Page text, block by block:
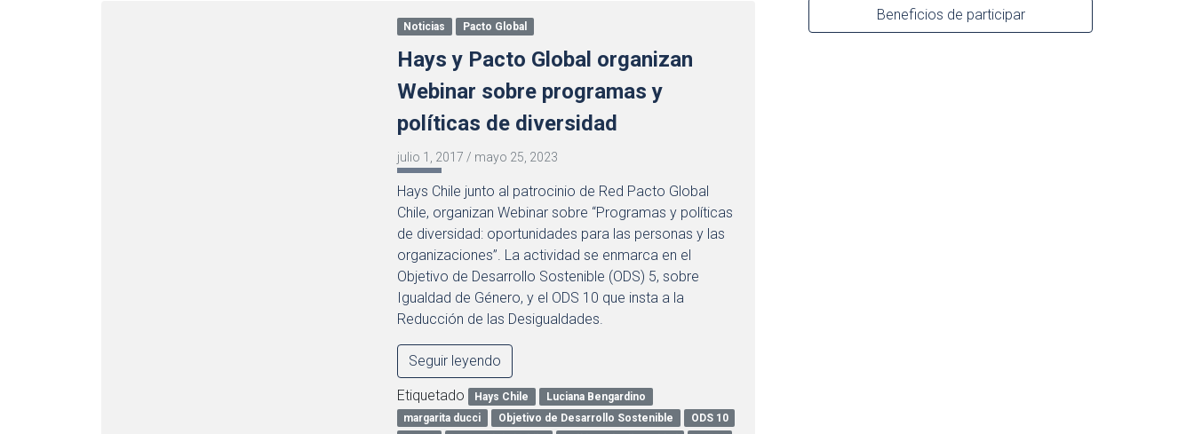
Noticias Pacto Global
Hays y Pacto Global organizan
Webinar sobre programas y
políticas de diversidad
julio 1, 2017 / mayo 25, 2023
Hays Chile junto al patrocinio de Red Pacto Global
Chile, organizan Webinar sobre “Programas y políticas
de diversidad: oportunidades para las personas y las
organizaciones”. La actividad se enmarca en el
Objetivo de Desarrollo Sostenible (ODS) 5, sobre
Igualdad de Género, y el ODS 10 que insta a la
Reducción de las Desigualdades.
Seguir leyendo
Etiquetado Hays Chile
Luciana Bengardino
margarita ducci
Objetivo de Desarrollo Sostenible
ODS 10
Beneficios de participar